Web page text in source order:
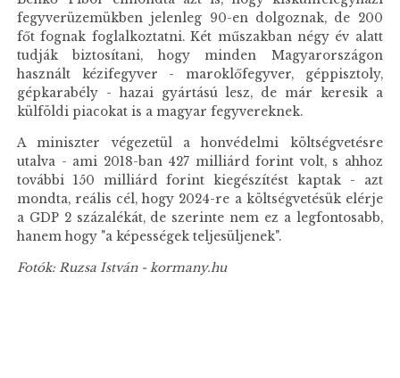
fegyverüzemükben jelenleg 90-en dolgoznak, de 200
főt fognak foglalkoztatni. Két műszakban négy év alatt
tudják biztosítani, hogy minden Magyarországon
használt kézifegyver - maroklőfegyver, géppisztoly,
gépkarabély - hazai gyártású lesz, de már keresik a
külföldi piacokat is a magyar fegyvereknek.
A miniszter végezetül a honvédelmi költségvetésre
utalva - ami 2018-ban 427 milliárd forint volt, s ahhoz
további 150 milliárd forint kiegészítést kaptak - azt
mondta, reális cél, hogy 2024-re a költségvetésük elérje
a GDP 2 százalékát, de szerinte nem ez a legfontosabb,
hanem hogy "a képességek teljesüljenek".
Fotók: Ruzsa István - kormany.hu